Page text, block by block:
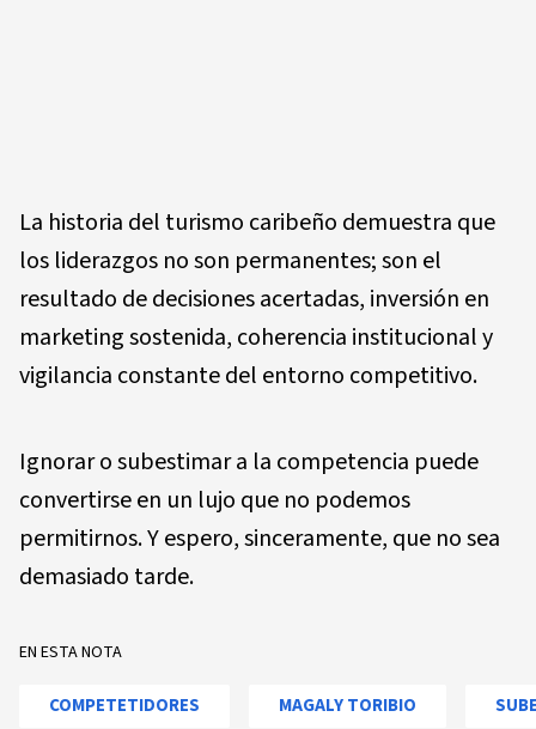
La historia del turismo caribeño demuestra que
los liderazgos no son permanentes; son el
resultado de decisiones acertadas, inversión en
marketing sostenida, coherencia institucional y
vigilancia constante del entorno competitivo.
Ignorar o subestimar a la competencia puede
convertirse en un lujo que no podemos
permitirnos. Y espero, sinceramente, que no sea
demasiado tarde.
EN ESTA NOTA
COMPETETIDORES MAGALY TORIBIO